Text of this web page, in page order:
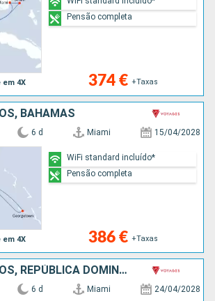
em 4X 374 € +Taxas
Pensão completa
BAHAMAS
em 4X
6 d Miami 15/04/2028
386 € +Taxas
WiFi standard incluído*
Pensão completa
ESTADOS UNIDOS, REPÚBLICA DOMINICANA, BAHAMAS
6 d Miami 24/04/2028